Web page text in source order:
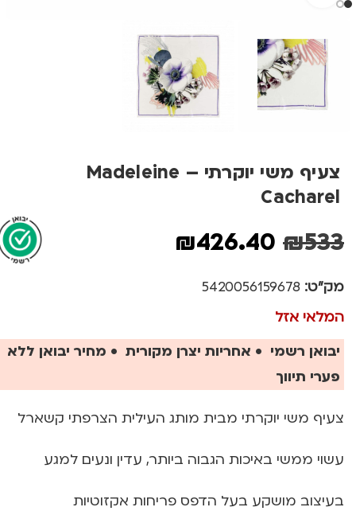
צעיף משי יוקרתי Madeleine –
Cacharel
₪533
₪426.40
מק"ט: 5420056159678
המלאי אזל
יבואן רשמי • אחריות יצרן מקורית • מחיר יבואן ללא
פערי תיווך
צעיף משי יוקרתי מבית מותג העילית הצרפתי קשארל
עשוי ממשי באיכות הגבוה ביותר, עדין ונעים למגע
בעיצוב מושקע בעל הדפס פריחות אקזוטיות